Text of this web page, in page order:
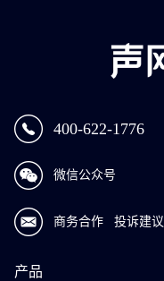
400-622-1776
微信公众号
商务合作 投诉建议
产品